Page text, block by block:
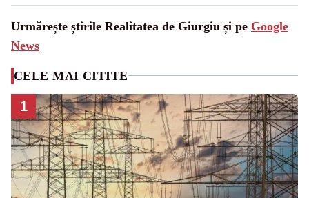
Urmărește știrile Realitatea de Giurgiu și pe Google
News
CELE MAI CITITE
1